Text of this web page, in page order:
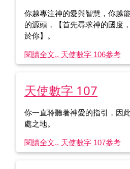
你越專注神的愛與智慧，你越
的源頭，【首先尋求神的國度
於你】。
閱讀全文.. 天使數字 106參考
天使數字 107
你一直聆聽著神愛的指引，因
處之地。
閱讀全文.. 天使數字 107參考